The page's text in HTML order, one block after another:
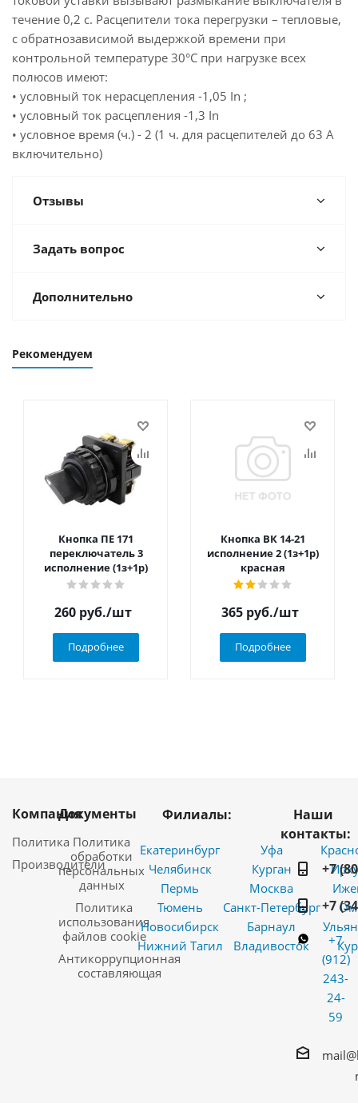
течение 0,2 с. Расцепители тока перегрузки – тепловые,
с обратнозависимой выдержкой времени при
контрольной температуре 30°С при нагрузке всех
полюсов имеют:
• условный ток нерасцепления -1,05 In ;
• условный ток расцепления -1,3 In
• условное время (ч.) - 2 (1 ч. для расцепителей до 63 А
включительно)
Отзывы
Задать вопрос
Дополнительно
Рекомендуем
Кнопка ПЕ 171
переключатель 3
исполнение (1з+1р)
260 руб./шт
Подробнее
Кнопка ВК 14-21
исполнение 2 (1з+1р)
красная
365 руб./шт
Подробнее
Компания
Политика
Производители
Документы
Политика
обработки
персональных
данных
Политика
использования
файлов cookie
Антикоррупционная
составляющая
Филиалы:
Екатеринбург
Челябинск
Пермь
Тюмень
Новосибирск
Нижний Тагил
Уфа
Курган
Москва
Санкт-Петербург
Барнаул
Владивосток
Наши
контакты:
+7
+7
+7
(912)
243-
24-
59